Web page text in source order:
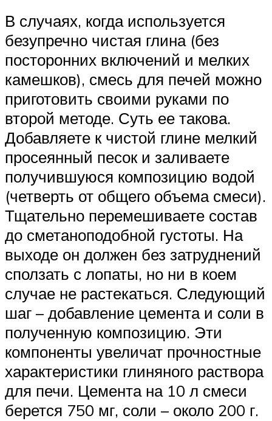
В случаях, когда используется
безупречно чистая глина (без
посторонних включений и мелких
камешков), смесь для печей можно
приготовить своими руками по
второй методе. Суть ее такова.
Добавляете к чистой глине мелкий
просеянный песок и заливаете
получившуюся композицию водой
(четверть от общего объема смеси).
Тщательно перемешиваете состав
до сметаноподобной густоты. На
выходе он должен без затруднений
сползать с лопаты, но ни в коем
случае не растекаться. Следующий
шаг – добавление цемента и соли в
полученную композицию. Эти
компоненты увеличат прочностные
характеристики глиняного раствора
для печи. Цемента на 10 л смеси
берется 750 мг, соли – около 200 г.